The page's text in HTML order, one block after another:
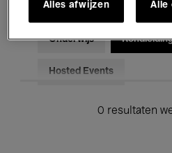
Voor iedereen Kids’
Onderwijs
Hosted Events
0 resultaten
Alles afwijzen Alle